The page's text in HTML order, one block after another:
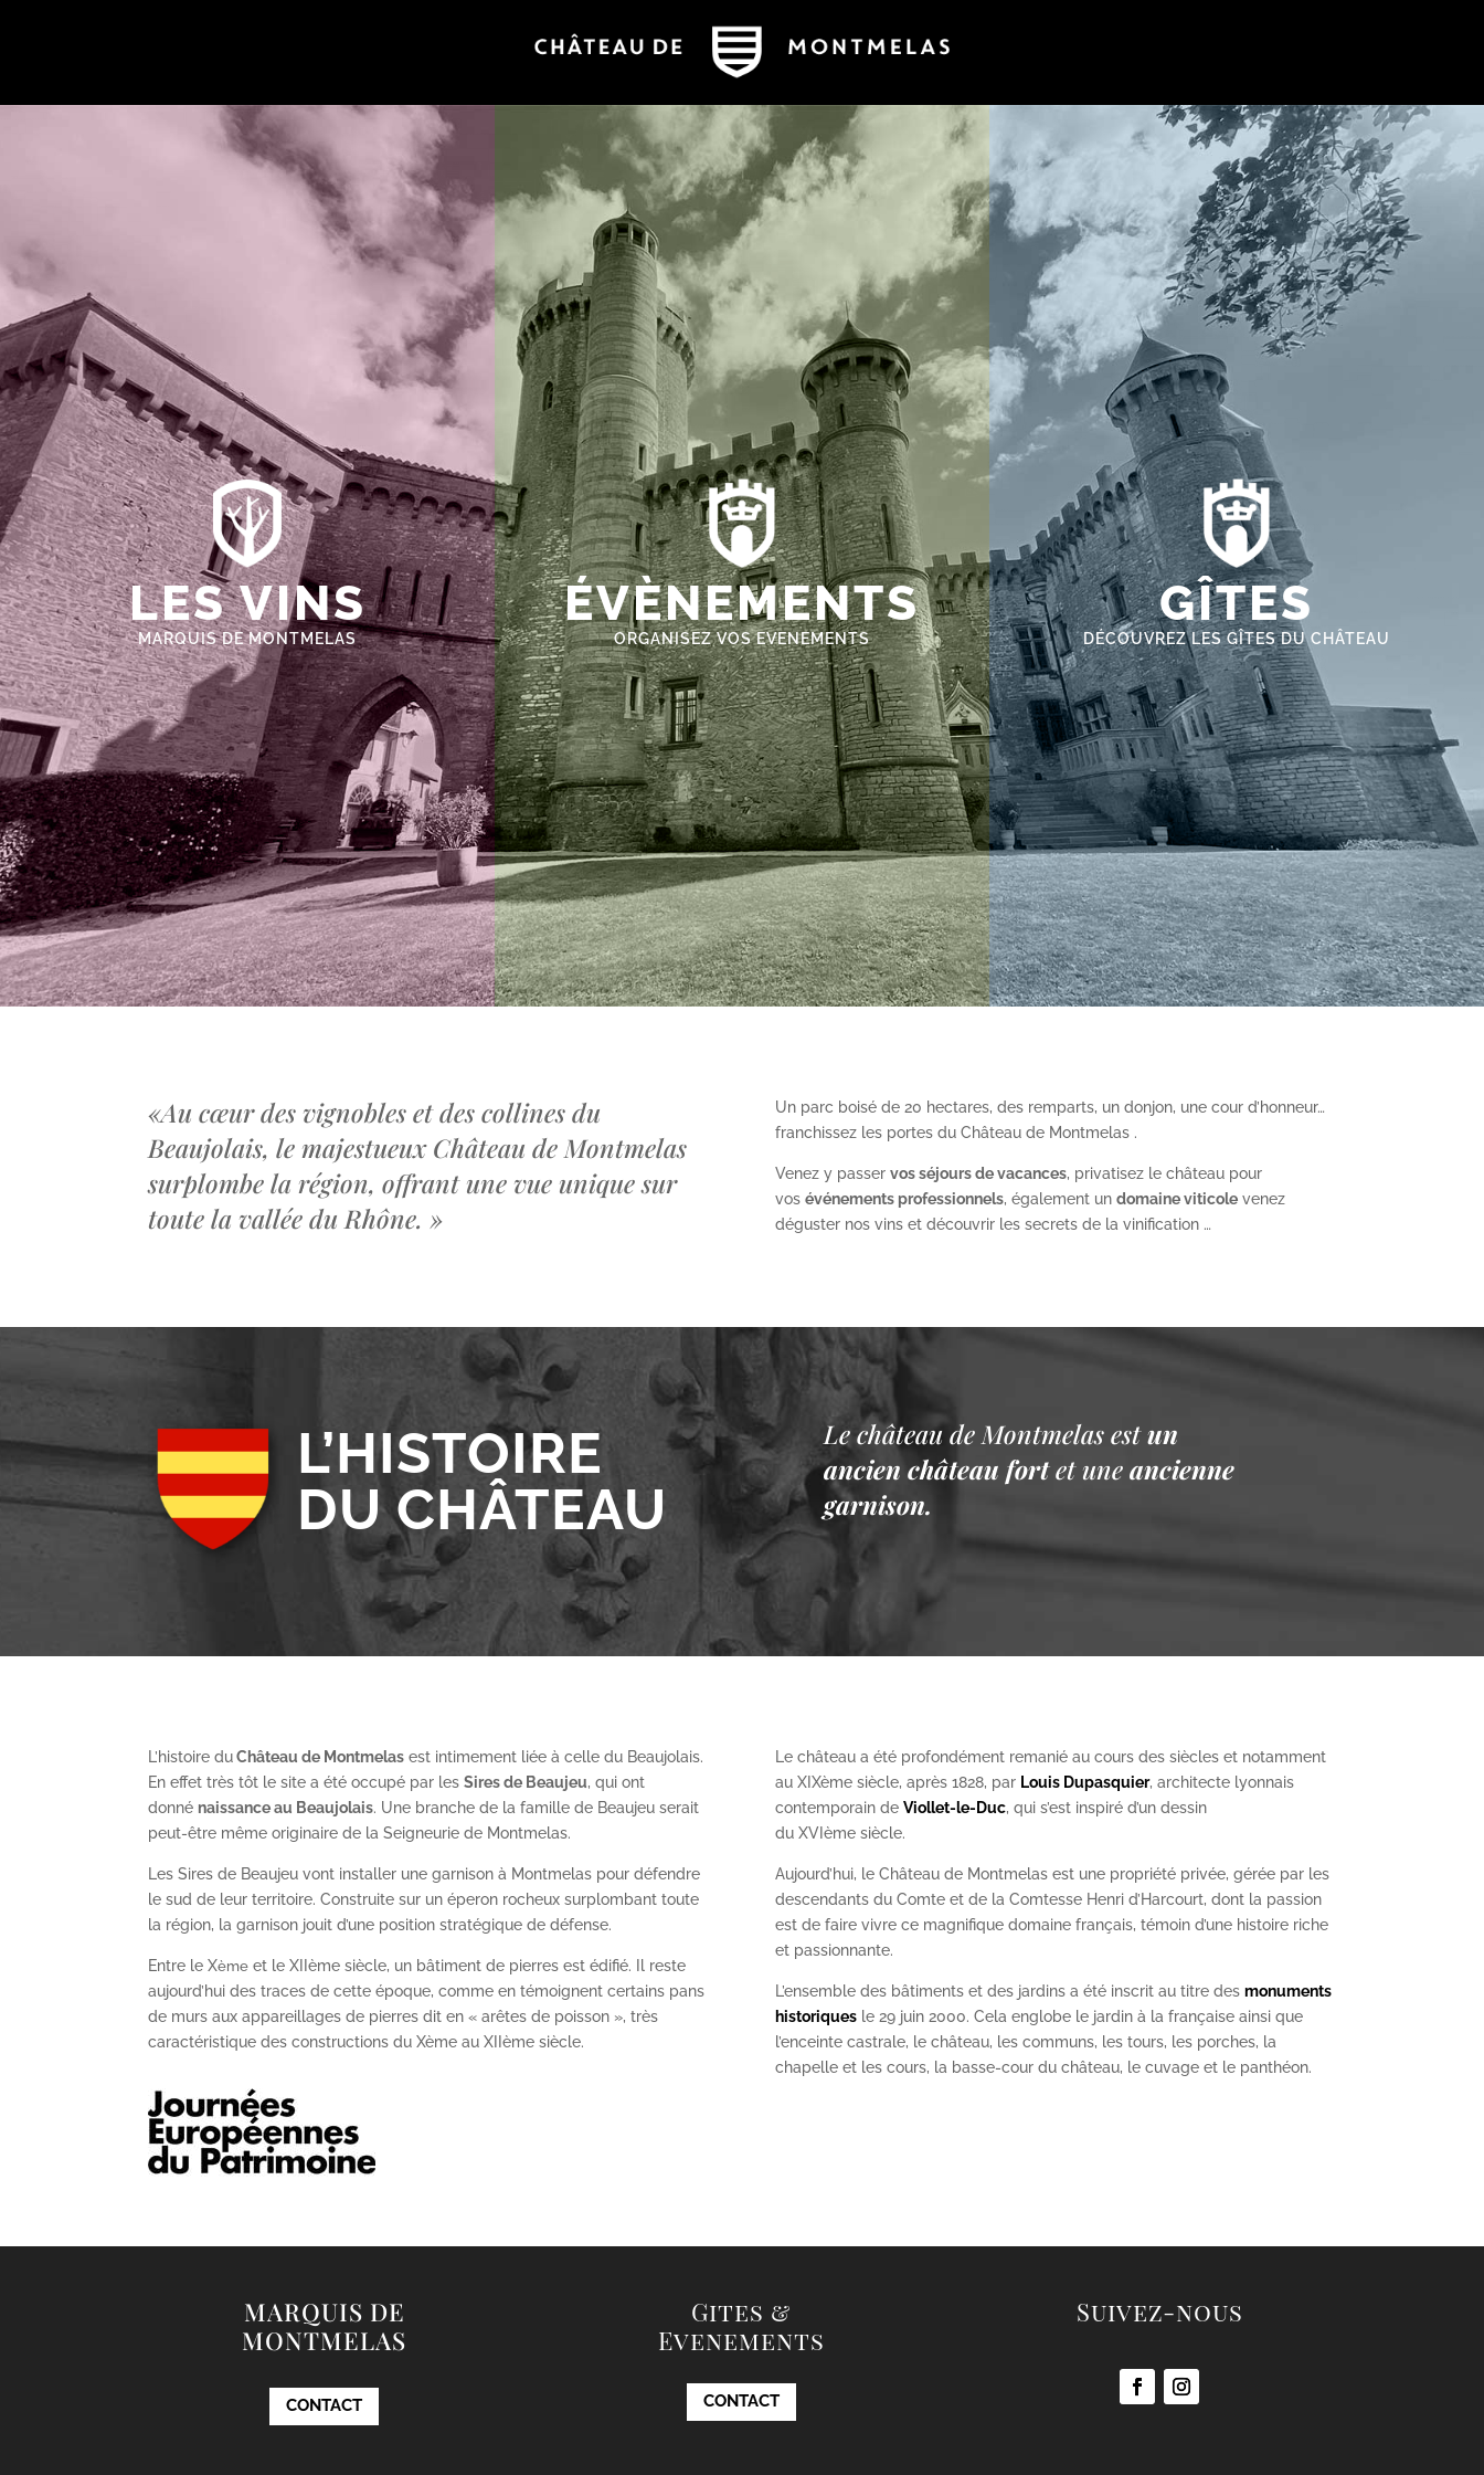
LES VINS
MARQUIS DE MONTMELAS
ÉVÈNEMENTS
ORGANISEZ VOS EVENEMENTS
GÎTES
DÉCOUVREZ LES GÎTES DU CHÂTEAU
«Au cœur des vignobles et des collines du
Beaujolais, le majestueux Château de Montmelas
surplombe la région, offrant une vue unique sur
toute la vallée du Rhône. »
Un parc boisé de 20 hectares, des remparts, un donjon, une cour d’honneur…
franchissez les portes du Château de Montmelas .
Venez y passer vos séjours de vacances, privatisez le château pour
vos événements professionnels, également un domaine viticolevenez
déguster nos vins et découvrir les secrets de la vinification …
L’HISTOIRE
DU CHÂTEAU
Le château de Montmelas est un
ancien château fort et une ancienne
garnison.
L’histoire duChâteau de Montmelas est intimement liée à celle du Beaujolais.
En effet très tôt le site a été occupé par lesSires de Beaujeu, qui ont
donné naissance au Beaujolais. Une branche de la famille de Beaujeu serait
peut-être même originaire de la Seigneurie de Montmelas.
Les Sires de Beaujeu vont installer une garnison à Montmelas pour défendre
le sud de leur territoire. Construite sur un éperon rocheux surplombant toute
la région, la garnison jouit d’une position stratégique de défense.
Entre le Xème et le XIIème siècle, un bâtiment de pierres est édifié. Il reste
aujourd’hui des traces de cette époque, comme en témoignent certains pans
de murs aux appareillages de pierres dit en « arêtes de poisson », très
caractéristique des constructions du Xème au XIIème siècle.
Le château a été profondément remanié au cours des siècles et notamment
au XIXèmesiècle, après 1828, par Louis Dupasquier, architecte lyonnais
contemporain de Viollet-le-Duc, qui s’est inspiré d’un dessin
du XVI èmesiècle.
Aujourd’hui, le Château de Montmelas est une propriété privée, gérée par les
descendants du Comte et de la Comtesse Henri d’Harcourt, dont la passion
est de faire vivre ce magnifique domaine français, témoin d’une histoire riche
et passionnante.
L’ensemble des bâtiments et des jardins a été inscrit au titre des monuments
historiquesle 29 juin 2000. Cela englobe le jardin à la française ainsi que
l’enceinte castrale, le château, les communs, les tours, les porches, la
chapelle et les cours, la basse-cour du château, le cuvage et le panthéon.
MARQUIS DE
MONTMELAS
CONTACT
Gites &
Evenements
CONTACT
Suivez-nous